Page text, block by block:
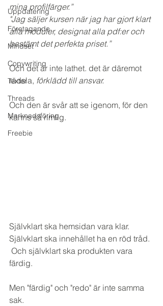
Uppdatering
Företagande
Mindset
Copywriting
Texter
Threads
Marknadsföring
Freebie
mina profilfärger.”
"Jag säljer kursen när jag har gjort klart
alla moduler, designat alla pdf:er och
bestämt det perfekta priset.”
Och det är inte lathet. det är däremot
rädsla, förklädd till ansvar.
Och den är svår att se igenom, för den
känns så rimlig.
Självklart ska hemsidan vara klar.
Självklart ska innehållet ha en röd tråd.
Och självklart ska produkten vara
färdig.
Men "färdig" och "redo" är inte samma
sak.